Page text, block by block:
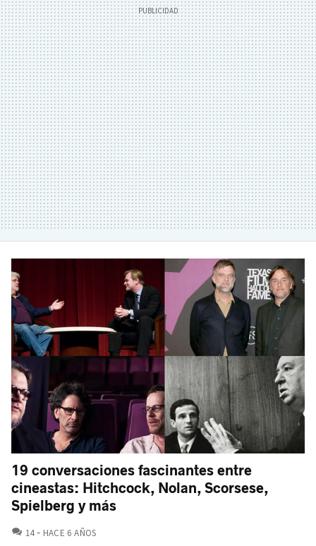
19 conversaciones fascinantes entre
cineastas: Hitchcock, Nolan, Scorsese,
Spielberg y más
14 COMENTARIOS
HACE 6 AÑOS